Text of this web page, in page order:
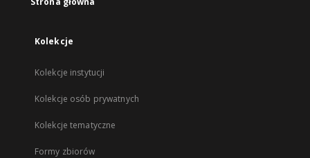
Kolekcje
Kolekcje instytucji
Kolekcje osób prywatnych
Kolekcje tematyczne
Formy zbiorów